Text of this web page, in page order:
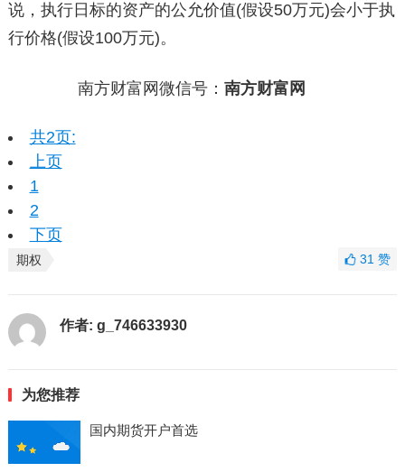
说，执行日标的资产的公允价值(假设50万元)会小于执
行价格(假设100万元)。
南方财富网微信号： 南方财富网
共2页:
上页
1
2
下页
期权 31赞
作者: g_746633930
为您推荐
国内期货开户首选